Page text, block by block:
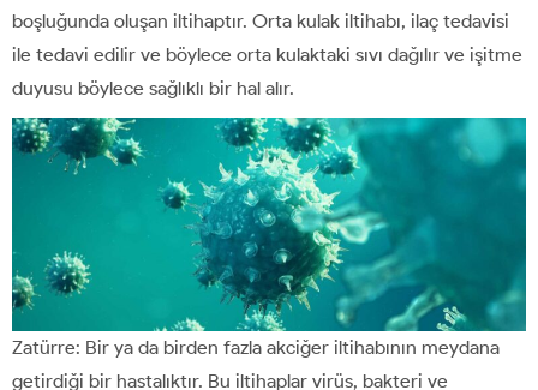
boşluğunda oluşan iltihaptır. Orta kulak iltihabı, ilaç tedavisi
ile tedavi edilir ve böylece orta kulaktaki sıvı dağılır ve işitme
duyusu böylece sağlıklı bir hal alır.
Zatürre: Bir ya da birden fazla akciğer iltihabının meydana
getirdiği bir hastalıktır. Bu iltihaplar virüs, bakteri ve